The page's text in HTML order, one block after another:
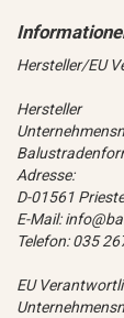
Hersteller/EU
Hersteller
Adresse:
D-01561
E-Mail:
Telefon: 035
EU